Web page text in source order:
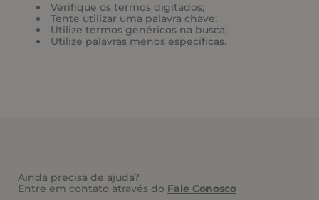
Verifique os termos digitados;
Tente utilizar uma palavra chave;
Utilize termos genéricos na busca;
Utilize palavras menos específicas.
Ainda precisa de ajuda?
Entre em contato através do Fale Conosco